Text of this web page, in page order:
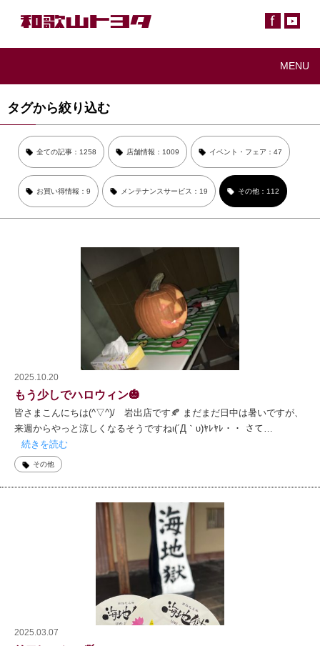
MENU
タグから絞り込む
全ての記事：1258 店舗情報：1009 イベント・フェア：47
お買い得情報：9 メンテナンスサービス：19 その他：112
2025.10.20
もう少しでハロウィン🎃
皆さまこんにちは(^▽^)/ 岩出店です🍂 まだまだ日中は暑いですが、
来週からやっと涼しくなるそうですねι(´Д｀υ)ﾔﾚﾔﾚ・・ さて…
続きを読む
その他
2025.03.07